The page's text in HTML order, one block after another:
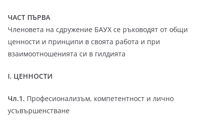
ЧАСТ ПЪРВА
Членовета на сдружение БАУХ се ръководят от общи
ценности и принципи в своята работа и при
взаимоотношенията си в гилдията
I. ЦЕННОСТИ
Чл.1. Професионализъм, компетентност и лично
усъвършенстване